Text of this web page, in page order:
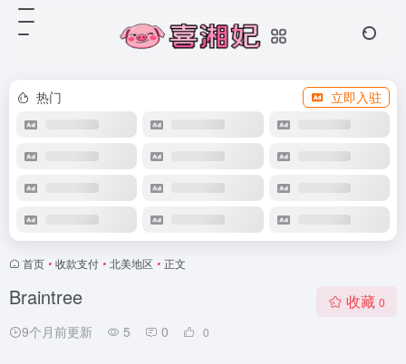
热门 立即入驻
首页 • 收款支付 • 北美地区 • 正文
Braintree
9个月前更新 5 0 0
收藏 0